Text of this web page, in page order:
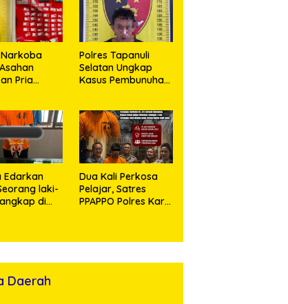
dengan Barang
Bukti 63,67 Gram
Sabu
Pria
Polres Tapanuli
Selatan Ungkap
Kasus Pembunuhan
Anak, Pelaku
Ditangkap
Edarkan
laki-
di
Dua Kali Perkosa
Pelajar, Satres
PPAPPO Polres Karo
Daerah